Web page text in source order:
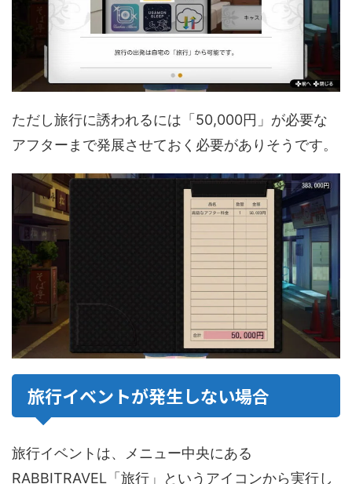
ただし旅行に誘われるには「50,000円」が必要な
アフターまで発展させておく必要がありそうです。
旅行イベントが発生しない場合
旅行イベントは、メニュー中央にある
RABBITRAVEL「旅行」というアイコンから実行し